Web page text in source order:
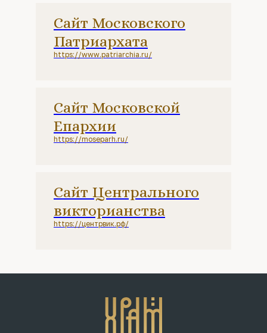
Сайт Центрального
викторианства
https://центрвик.рф/
Сайт Московской
Епархии
https://moseparh.ru/
Сайт Московского
Патриархата
https://www.patriarchia.ru/